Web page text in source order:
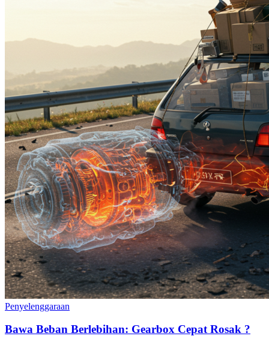
Penyelenggaraan
Bawa Beban Berlebihan: Gearbox Cepat Rosak ?